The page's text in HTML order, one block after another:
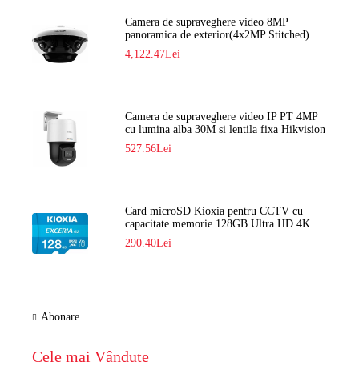
Camera de supraveghere video 8MP
panoramica de exterior(4x2MP Stitched)
Navaio NGC-7482PR
4,122.47Lei
Camera de supraveghere video IP PT 4MP
cu lumina alba 30M si lentila fixa Hikvision
DS-2DE2C400SCG-E F1
527.56Lei
Card microSD Kioxia pentru CCTV cu
capacitate memorie 128GB Ultra HD 4K
LMEX2L128GG2
290.40Lei
Abonare
Cele mai Vândute